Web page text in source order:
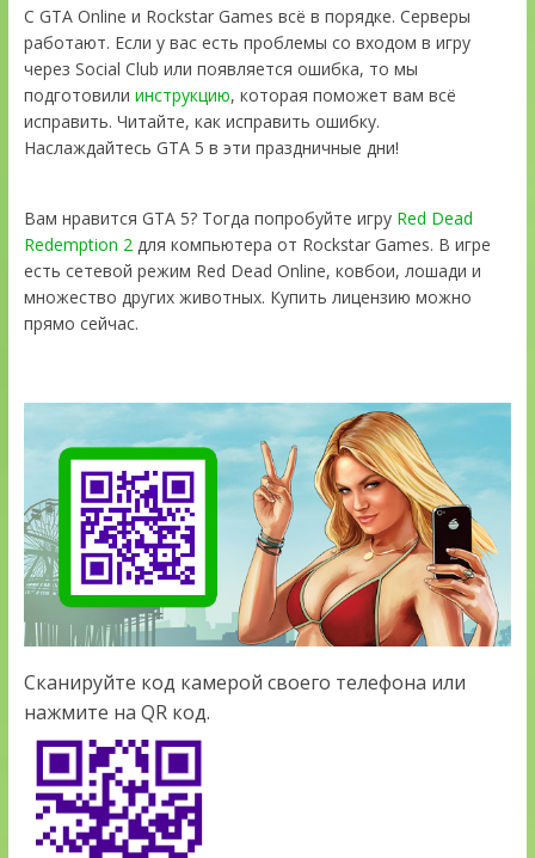
С GTA Online и Rockstar Games всё в порядке. Серверы
работают. Если у вас есть проблемы со входом в игру
через Social Club или появляется ошибка, то мы
подготовили инструкцию, которая поможет вам всё
исправить. Читайте, как исправить ошибку.
Наслаждайтесь GTA 5 в эти праздничные дни!
Вам нравится GTA 5? Тогда попробуйте игру Red Dead
Redemption 2для компьютера от Rockstar Games. В игре
есть сетевой режим Red Dead Online, ковбои, лошади и
множество других животных. Купить лицензию можно
прямо сейчас.
Сканируйте код камерой своего телефона или
нажмите на QR код.